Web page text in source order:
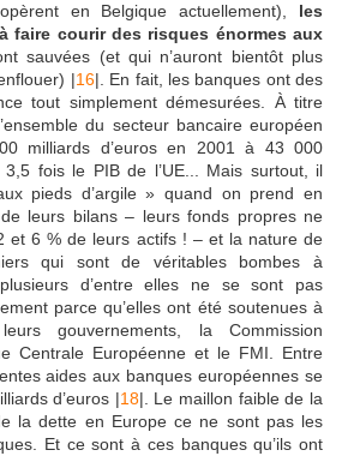
en Belgique actuellement), les
faire courir des risques énormes aux
sauvées (et qui n’auront bientôt plus
|16|. En fait, les banques ont des
tout simplement démesurées. À titre
du secteur bancaire européen
milliards d’euros en 2001 à 43 000
fois le PIB de l’UE... Mais surtout, il
pieds d’argile » quand on prend en
leurs bilans – leurs fonds propres ne
et 6 % de leurs actifs ! – et la nature de
qui sont de véritables bombes à
d’entre elles ne se sont pas
parce qu’elles ont été soutenues à
gouvernements, la Commission
Centrale Européenne et le FMI. Entre
aides aux banques européennes se
d’euros |18|. Le maillon faible de la
la dette en Europe ce ne sont pas les
Et ce sont à ces banques qu’ils ont